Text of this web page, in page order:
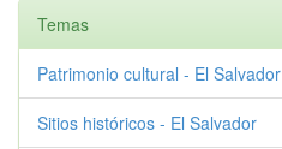
Temas
Patrimonio cultural - El Salvador
Sitios históricos - El Salvador